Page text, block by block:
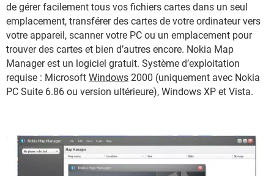
de gérer facilement tous vos fichiers cartes dans un seul
emplacement, transférer des cartes de votre ordinateur vers
votre appareil, scanner votre PC ou un emplacement pour
trouver des cartes et bien d’autres encore. Nokia Map
Manager est un logiciel gratuit. Système d’exploitation
requise : Microsoft Windows 2000 (uniquement avec Nokia
PC Suite 6.86 ou version ultérieure), Windows XP et Vista.